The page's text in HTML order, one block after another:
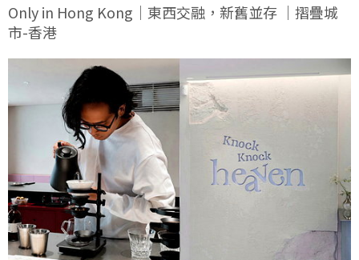
Only in Hong Kong｜東西交融，新舊並存 ｜摺疊城
市-香港